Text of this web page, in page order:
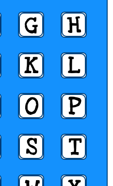
G
H
K
L
O
P
S
T